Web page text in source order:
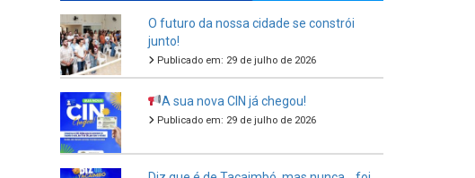
O futuro da nossa cidade se constrói
junto!
Publicado em: 29 de julho de 2026
A sua nova CIN já chegou!
Publicado em: 29 de julho de 2026